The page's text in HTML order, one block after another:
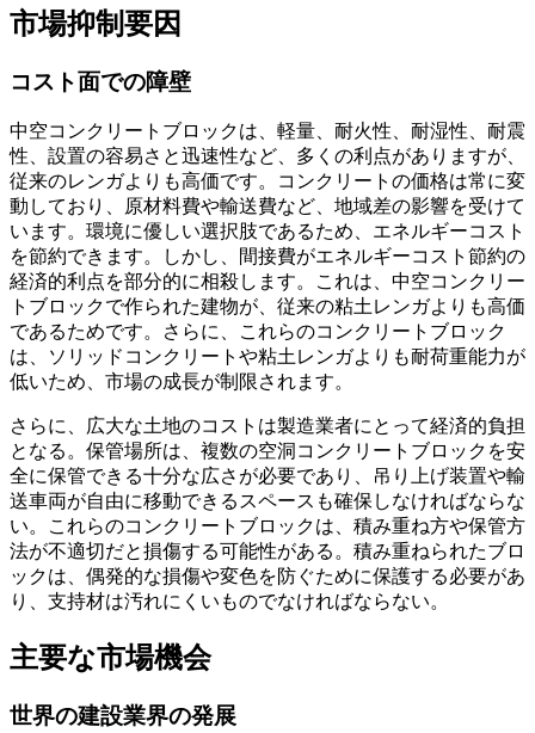
市場抑制要因
コスト面での障壁
中空コンクリートブロックは、軽量、耐火性、耐湿性、耐震
性、設置の容易さと迅速性など、多くの利点がありますが、
従来のレンガよりも高価です。コンクリートの価格は常に変
動しており、原材料費や輸送費など、地域差の影響を受けて
います。環境に優しい選択肢であるため、エネルギーコスト
を節約できます。しかし、間接費がエネルギーコスト節約の
経済的利点を部分的に相殺します。これは、中空コンクリー
トブロックで作られた建物が、従来の粘土レンガよりも高価
であるためです。さらに、これらのコンクリートブロック
は、ソリッドコンクリートや粘土レンガよりも耐荷重能力が
低いため、市場の成長が制限されます。
さらに、広大な土地のコストは製造業者にとって経済的負担
となる。保管場所は、複数の空洞コンクリートブロックを安
全に保管できる十分な広さが必要であり、吊り上げ装置や輸
送車両が自由に移動できるスペースも確保しなければならな
い。これらのコンクリートブロックは、積み重ね方や保管方
法が不適切だと損傷する可能性がある。積み重ねられたブロ
ックは、偶発的な損傷や変色を防ぐために保護する必要があ
り、支持材は汚れにくいものでなければならない。
主要な市場機会
世界の建設業界の発展